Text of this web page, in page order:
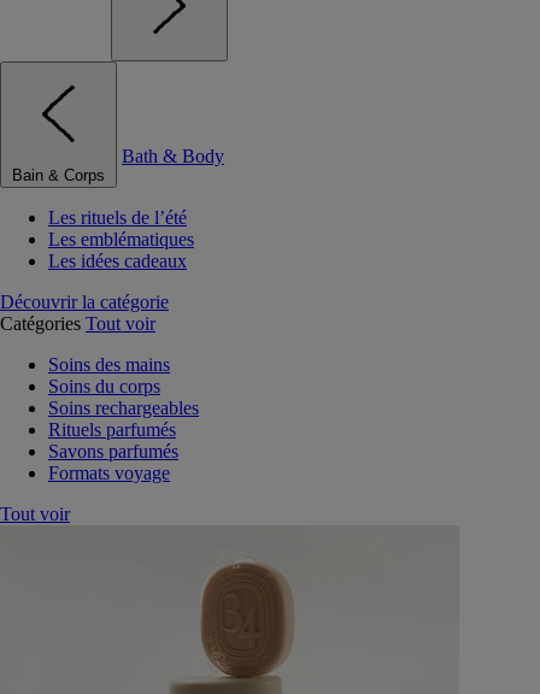
Bain & Corps
Bath & Body
Les rituels de l’été
Les emblématiques
Les idées cadeaux
Découvrir la catégorie
Catégories Tout voir
Soins des mains
Soins du corps
Soins rechargeables
Rituels parfumés
Savons parfumés
Formats voyage
Tout voir